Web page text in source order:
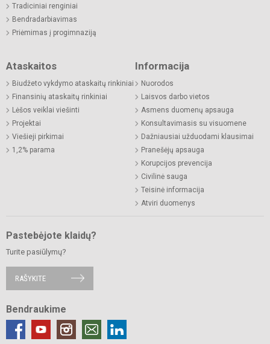
Tradiciniai renginiai
Bendradarbiavimas
Priėmimas į progimnaziją
Ataskaitos
Biudžeto vykdymo ataskaitų rinkiniai
Finansinių ataskaitų rinkiniai
Lėšos veiklai viešinti
Projektai
Viešieji pirkimai
1,2% parama
Informacija
Nuorodos
Laisvos darbo vietos
Asmens duomenų apsauga
Konsultavimasis su visuomene
Dažniausiai užduodami klausimai
Pranešėjų apsauga
Korupcijos prevencija
Civilinė sauga
Teisinė informacija
Atviri duomenys
Pastebėjote klaidų?
Turite pasiūlymų?
RAŠYKITE
Bendraukime